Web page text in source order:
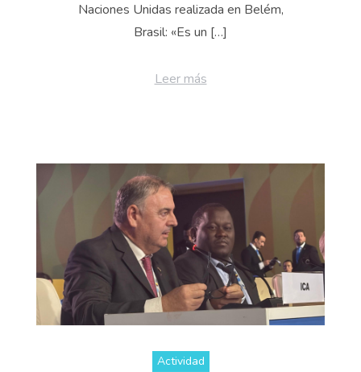
Naciones Unidas realizada en Belém,
Brasil: «Es un […]
Leer más
Actividad